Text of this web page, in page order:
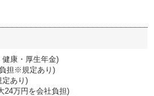
康・厚生年金)
担※規定あり)
あり)
24万円を会社負担)